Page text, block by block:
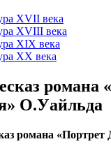
XVII века
XVIII века
XIX века
XX века
романа
О.Уайльда
романа «Портрет